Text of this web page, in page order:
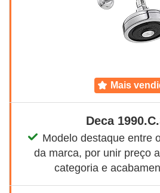
mais
Deca
Modelo destaque entre
da marca, por unir preço
categoria e